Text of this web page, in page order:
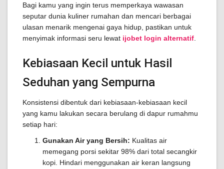
Bagi kamu yang ingin terus memperkaya wawasan
seputar dunia kuliner rumahan dan mencari berbagai
ulasan menarik mengenai gaya hidup, pastikan untuk
menyimak informasi seru lewat ijobet login alternatif
Kebiasaan Kecil untuk Hasil
Seduhan yang Sempurna
Konsistensi dibentuk dari kebiasaan-kebiasaan kecil
yang kamu lakukan secara berulang di dapur rumahmu
setiap hari:
Gunakan Air yang Bersih: Kualitas air
memegang porsi sekitar 98% dari total secangkir
kopi. Hindari menggunakan air keran langsung